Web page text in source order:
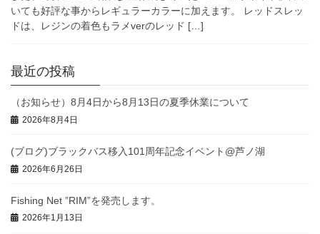
いても好評な事からレギュラーカラーに加えます。 レッドスレッ
ドは、レジンの着色もラメverのレッド […]
最近の投稿
（お知らせ）8月4日から8月13日の夏季休業について
2026年8月4日
(ブログ)ブラックバス移入101周年記念イベント@芦ノ湖
2026年6月26日
Fishing Net ”RIM”を発売します。
2026年1月13日